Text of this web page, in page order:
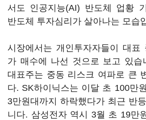
서도 인공지능(AI) 반도체 업황
반도체 투자심리가 살아나는 모습
시장에서는 개인투자자들이 대표
가 매수에 나선 것으로 보고 있습
대표주는 중동 리스크 여파로 큰
다. SK하이닉스는 이달 초 100만
3만원대까지 하락했다가 최근 반
니다. 삼성전자 역시 3월 초 19만